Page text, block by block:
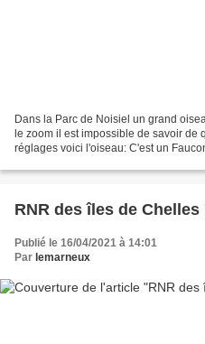
Dans la Parc de Noisiel un grand
le zoom il est impossible de savoir
réglages voici l'oiseau: C'est un
RNR des îles de Chelles
Publié le 16/04/2021 à 14:01
Par lemarneux